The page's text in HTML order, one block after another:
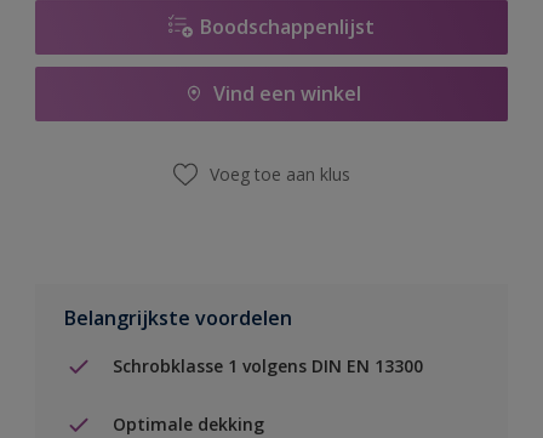
Boodschappenlijst
Vind een winkel
Voeg toe aan klus
Belangrijkste voordelen
Schrobklasse 1 volgens DIN EN 13300
Optimale dekking